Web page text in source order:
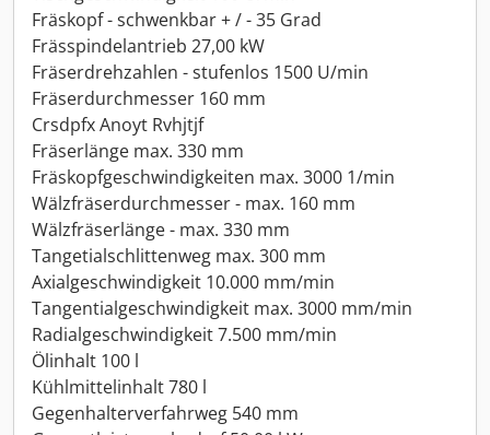
Fräskopf - schwenkbar + / - 35 Grad
Frässpindelantrieb 27,00 kW
Fräserdrehzahlen - stufenlos 1500 U/min
Fräserdurchmesser 160 mm
Crsdpfx Anoyt Rvhjtjf
Fräserlänge max. 330 mm
Fräskopfgeschwindigkeiten max. 3000 1/min
Wälzfräserdurchmesser - max. 160 mm
Wälzfräserlänge - max. 330 mm
Tangetialschlittenweg max. 300 mm
Axialgeschwindigkeit 10.000 mm/min
Tangentialgeschwindigkeit max. 3000 mm/min
Radialgeschwindigkeit 7.500 mm/min
Ölinhalt 100 l
Kühlmittelinhalt 780 l
Gegenhalterverfahrweg 540 mm